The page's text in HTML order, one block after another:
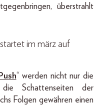
überstrahlt
im märz auf
Push“ werden nicht nur die
Schattenseiten der
Folgen gewähren einen